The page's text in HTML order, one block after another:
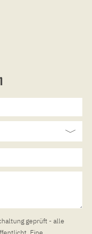
geprüft - alle